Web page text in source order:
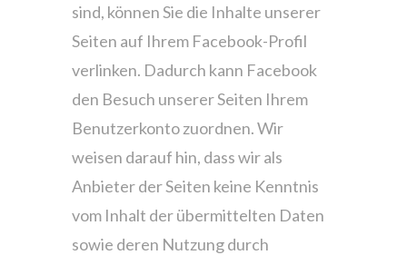
sind, können Sie die Inhalte unserer
Seiten auf Ihrem Facebook-Profil
verlinken. Dadurch kann Facebook
den Besuch unserer Seiten Ihrem
Benutzerkonto zuordnen. Wir
weisen darauf hin, dass wir als
Anbieter der Seiten keine Kenntnis
vom Inhalt der übermittelten Daten
sowie deren Nutzung durch